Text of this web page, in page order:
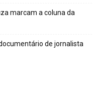
marcam a coluna da
de jornalista